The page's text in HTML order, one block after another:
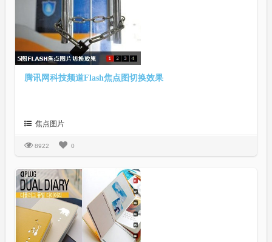
腾讯网科技频道Flash焦点图切换效果
焦点图片
8922 0